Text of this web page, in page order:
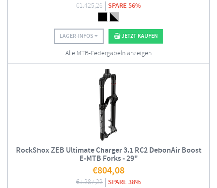
€1.425,26 SPARE 56%
LAGER-INFOS JETZT KAUFEN
Alle MTB-Federgabeln anzeigen
RockShox ZEB Ultimate Charger 3.1 RC2 DebonAir Boost
E-MTB Forks - 29"
€804,08
€1.287,22 SPARE 38%